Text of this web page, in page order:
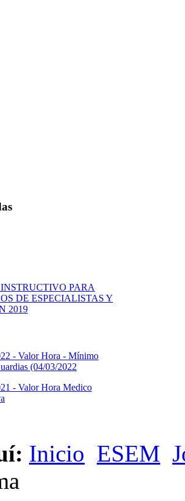
PARA
DE ESPECIALISTAS Y
2019
- Valor Hora - Mínimo
(04/03/2022
- Valor Hora Medico
Inicio ESEM